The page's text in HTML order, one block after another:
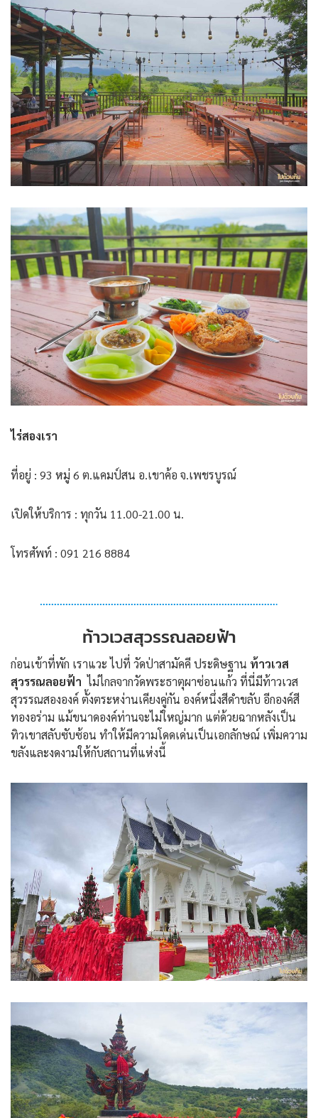
ไร่สองเรา
ที่อยู่ : 93 หมู่ 6 ต.แคมป์สน อ.เขาค้อ จ.เพชรบูรณ์
เปิดให้บริการ : ทุกวัน 11.00-21.00 น.
โทรศัพท์ : 091 216 8884
ท้าวเวสสุวรรณลอยฟ้า
ก่อนเข้าที่พัก เราแวะ ไปที่ วัดป่าสามัคคี ประดิษฐาน ท้าวเวส
สุวรรณลอยฟ้า ไม่ไกลจากวัดพระธาตุผาซ่อนแก้ว ที่นี่มีท้าวเวส
สุวรรณสององค์ ตั้งตระหง่านเคียงคู่กัน องค์หนึ่งสีดำขลับ อีกองค์สี
ทองอร่าม แม้ขนาดองค์ท่านจะไม่ใหญ่มาก แต่ด้วยฉากหลังเป็น
ทิวเขาสลับซับซ้อน ทำให้มีความโดดเด่นเป็นเอกลักษณ์ เพิ่มความ
ขลังและงดงามให้กับสถานที่แห่งนี้